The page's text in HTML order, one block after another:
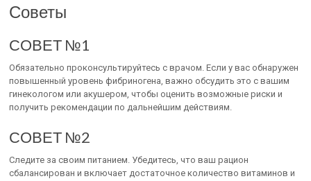
Советы
СОВЕТ №1
Обязательно проконсультируйтесь с врачом. Если у вас обнаружен
повышенный уровень фибриногена, важно обсудить это с вашим
гинекологом или акушером, чтобы оценить возможные риски и
получить рекомендации по дальнейшим действиям.
СОВЕТ №2
Следите за своим питанием. Убедитесь, что ваш рацион
сбалансирован и включает достаточное количество витаминов и